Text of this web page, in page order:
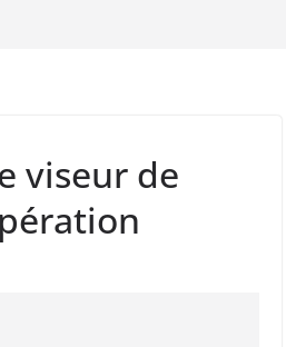
viseur de